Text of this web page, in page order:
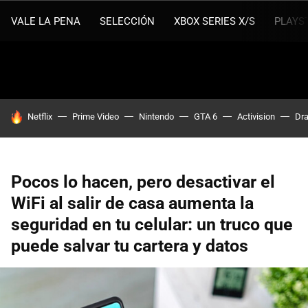
VALE LA PENA SELECCIÓN XBOX SERIES X/S
HOY SE HABLA DE
Netflix Prime Video Nintendo GTA 6 Activision
Pocos lo hacen, pero desactivar el
WiFi al salir de casa aumenta la
seguridad en tu celular: un truco que
puede salvar tu cartera y datos